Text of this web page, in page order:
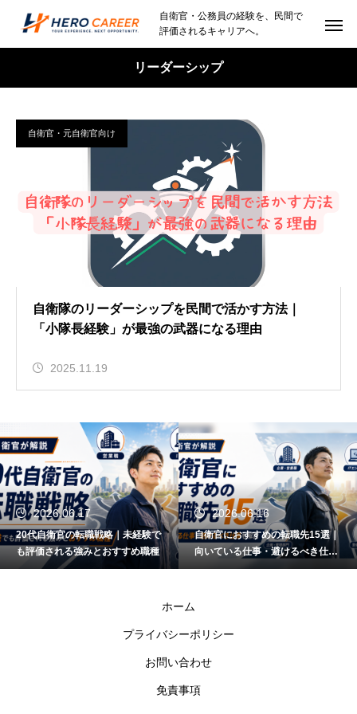
自衛官・公務員の経験を、民間で
評価されるキャリアへ。
リーダーシップ
自衛官・元自衛官向け
自衛隊のリーダーシップを民間で活かす方法｜
「小隊長経験」が最強の武器になる理由
2025.11.19
2026.06.17
20代自衛官の転職戦略｜未経験で
も評価される強みとおすすめ職種
2026.06.16
自衛官におすすめの転職先15選｜
向いている仕事・避けるべき仕事
も解説
ホーム
プライバシーポリシー
お問い合わせ
免責事項